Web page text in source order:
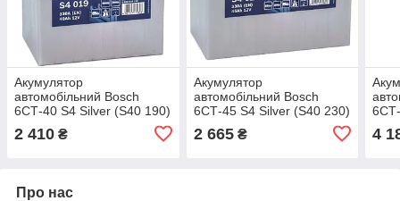
Акумулятор
автомобільний Bosch
6СТ-40 S4 Silver (S40 190)
2 410 ₴
Акумулятор
автомобільний Bosch
6СТ-45 S4 Silver (S40 230)
2 665₴ 4
Про нас